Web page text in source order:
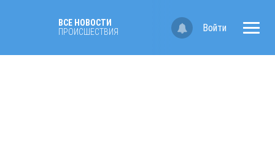
ВСЕ НОВОСТИ
ПРОИСШЕСТВИЯ
Войти